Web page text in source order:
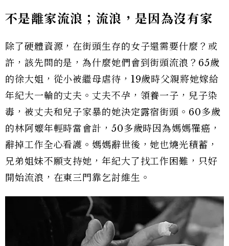
不是離家流浪；流浪，是因為沒有家
除了硬體資源，在街頭生存的女子還需要什麼？或
許，該先問的是，為什麼她們會到街頭流浪？65歲
的徐大姐，從小被繼母虐待，19歲時父親將她嫁給
年紀大一輪的丈夫。丈夫不孕，領養一子，兒子染
毒，被丈夫和兒子家暴的她決定露宿街頭。60多歲
的林阿嬤年輕時當會計，50多歲時因為媽媽罹癌，
辭掉工作全心看護。媽媽辭世後，她也燒光積蓄，
兄弟姐妹不願支持她，年紀大了找工作困難，只好
開始流浪，在東三門靠乞討維生。